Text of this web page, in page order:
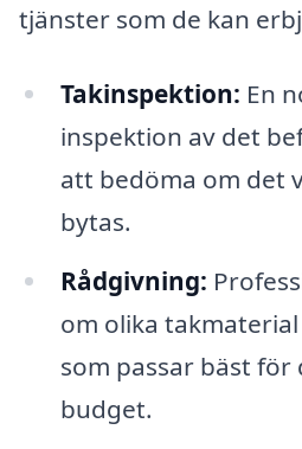
tjänster som de kan
Takinspektion: En
inspektion av det
att bedöma om det
bytas.
Rådgivning:
om olika
som passar bäst
budget.